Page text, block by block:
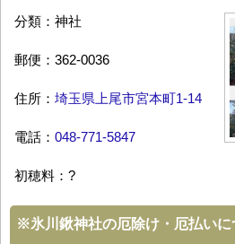
分類：神社
郵便：362-0036
住所： 埼玉県上尾市宮本町1-14
電話： 048-771-5847
初穂料：?
※氷川鍬神社の厄除け・厄払い